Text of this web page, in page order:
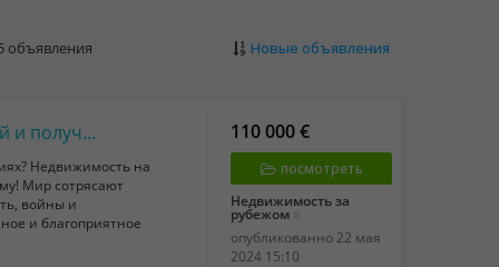
объявления Новые объявления
Недвижимость на Кипре для инвестиций и получения ВНЖ
Недвижимость на
Мир сотрясают
войны и
и благоприятное
110 000 €
посмотреть
Недвижимость за
рубежом
опубликованно 22 мая
2024 15:10